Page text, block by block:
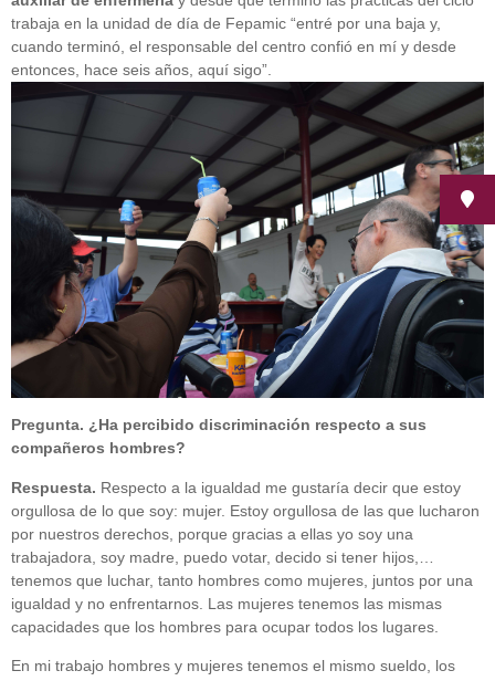
trabaja en la unidad de día de Fepamic “entré por una baja y,
cuando terminó, el responsable del centro confió en mí y desde
entonces, hace seis años, aquí sigo”.
Pregunta. ¿Ha percibido discriminación respecto a sus
compañeros hombres?
Respuesta. Respecto a la igualdad me gustaría decir que estoy
orgullosa de lo que soy: mujer. Estoy orgullosa de las que lucharon
por nuestros derechos, porque gracias a ellas yo soy una
trabajadora, soy madre, puedo votar, decido si tener hijos,…
tenemos que luchar, tanto hombres como mujeres, juntos por una
igualdad y no enfrentarnos. Las mujeres tenemos las mismas
capacidades que los hombres para ocupar todos los lugares.
En mi trabajo hombres y mujeres tenemos el mismo sueldo, los